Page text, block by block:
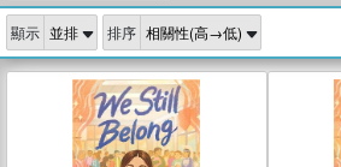
念華 、 台灣
孩：黎曼猜想
顯示 排序